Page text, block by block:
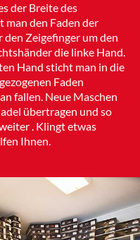
der Breite des
den Faden der
Zeigefinger um den
die linke Hand.
Hand sticht man in die
Faden
fallen. Neue Maschen
übertragen und so
. Klingt etwas
Ihnen.